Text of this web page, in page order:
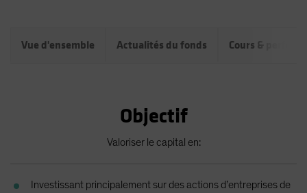
Spain
Vue d'ensemble Actualités du fonds Cours &
Objectif
Valoriser le capital en:
Investissant principalement sur des actions d’entreprises de